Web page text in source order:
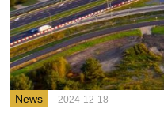
News 2024-12-18